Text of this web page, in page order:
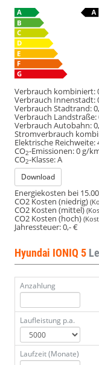
Verbrauch kombiniert:
Verbrauch Innenstadt:
Verbrauch Stadtrand:
Verbrauch Landstraße:
Verbrauch Autobahn:
Stromverbrauch
Elektrische Reichweite:
CO2-Emissionen:0 g/
CO2-Klasse:A
Download
Energiekosten bei
CO2 Kosten (niedrig)
CO2 Kosten (mittel)
CO2 Kosten (hoch)
Jahressteuer:0,- €
Hyundai IONIQ 5
Anzahlung
Laufleistung p.a.
Laufzeit (Monate)